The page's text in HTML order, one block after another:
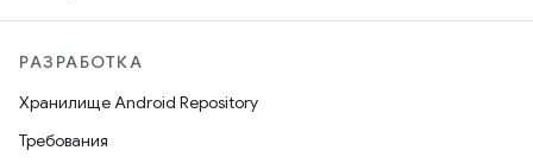
РАЗРАБОТКА
Хранилище Android Repository
Требования